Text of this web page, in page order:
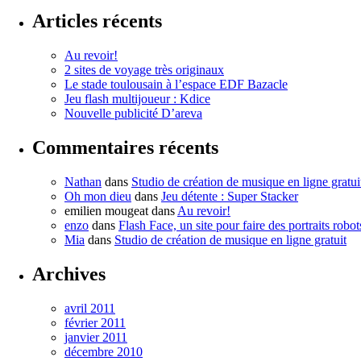
Articles récents
Au revoir!
2 sites de voyage très originaux
Le stade toulousain à l’espace EDF Bazacle
Jeu flash multijoueur : Kdice
Nouvelle publicité D’areva
Commentaires récents
Nathan dans Studio de création de musique en ligne
Oh mon dieu dans Jeu détente : Super Stacker
emilien mougeat dans Au revoir!
enzo dans Flash Face, un site pour faire des portraits
Mia dans Studio de création de musique en ligne gratuit
Archives
avril 2011
février 2011
janvier 2011
décembre 2010